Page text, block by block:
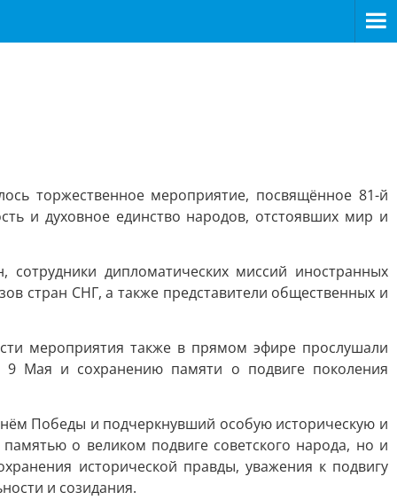
торжественное мероприятие, посвящённое 81-й
и духовное единство народов, отстоявших мир и
дипломатических миссий иностранных
стран СНГ, а также представители общественных и
мероприятия также в прямом эфире прослушали
9 Мая и сохранению памяти о подвиге поколения
Победы и подчеркнувший особую историческую и
о великом подвиге советского народа, но и
исторической правды, уважения к подвигу
и созидания.